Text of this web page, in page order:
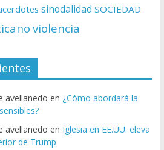
sinodalidad SOCIEDAD
violencia
avellanedo en ¿Cómo abordará la
avellanedo en Iglesia en EE.UU. eleva
de Trump